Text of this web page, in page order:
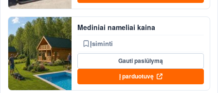
Mediniai nameliai kaina
Įsiminti
Gauti pasiūlymą
Į parduotuvę